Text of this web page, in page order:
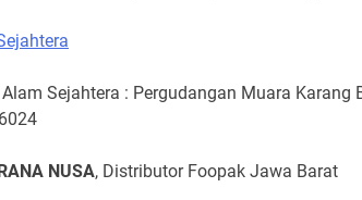
Sejahtera : Pergudangan Muara Karang
NUSA, Distributor Foopak Jawa Barat